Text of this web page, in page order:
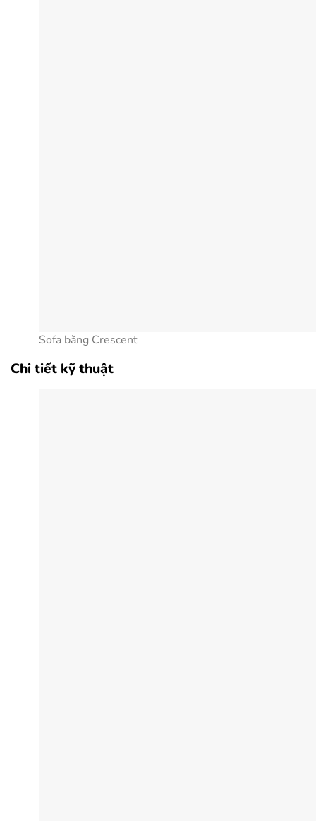
Sofa băng Crescent
Chi tiết kỹ thuật